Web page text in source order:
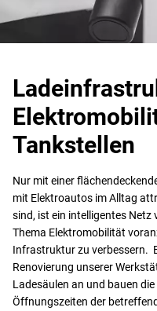
Tankstellen
Nur mit einer
mit Elektroautos im Alltag
sind, ist ein intelligentes
Thema Elektromobilität
Infrastruktur zu verbessern.
Renovierung unserer
Ladesäulen an und bauen
Öffnungszeiten der